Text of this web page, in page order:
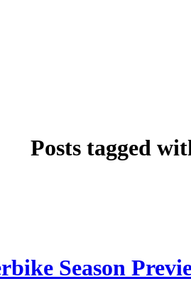
Posts tagged